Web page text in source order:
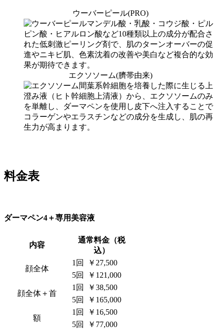
ウーバーピール(PRO)
マンデル酸・乳酸・コウジ酸・ピル
ピン酸・ヒアルロン酸など10種類以上の成分が配合さ
れた低刺激ピーリング剤で、肌のターンオーバーの促
進やニキビ肌、色素沈着の改善や美白など複合的な効
果が期待できます。
エクソソーム(臍帯由来)
間葉系幹細胞を培養した際に生じる上
澄み液（ヒト幹細胞上清液）から、エクソソームのみ
を単離し、ダーマペンを使用し皮下へ注入することで
コラーゲンやエラスチンなどの成分を生成し、肌の再
生力が高まります。
料金表
ダーマペン4＋専用美容液
内容
通常料金（税
込）
顔全体
1回
￥27,500
5回
￥121,000
顔全体＋首
1回
￥38,500
5回
￥165,000
額
1回
￥16,500
5回
￥77,000